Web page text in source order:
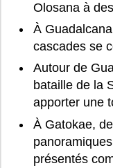
Olosana à
À
cascades se
Autour de
bataille de la
apporter une
À Gatokae,
présentés